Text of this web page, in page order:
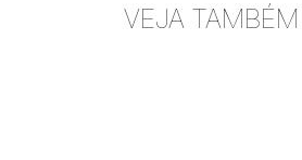
VEJA TAMBÉM